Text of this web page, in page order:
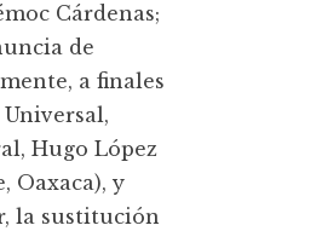
Cárdenas;
de
a finales
Hugo López
Oaxaca), y
la sustitución